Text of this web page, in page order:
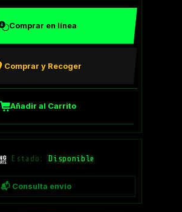
Comprar en línea
Comprar y Recoger
Añadir al Carrito
Estado: Disponible
📬 Consulta envío